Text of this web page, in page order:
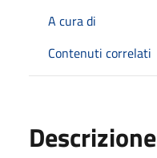
A cura di
Contenuti correlati
Descrizione